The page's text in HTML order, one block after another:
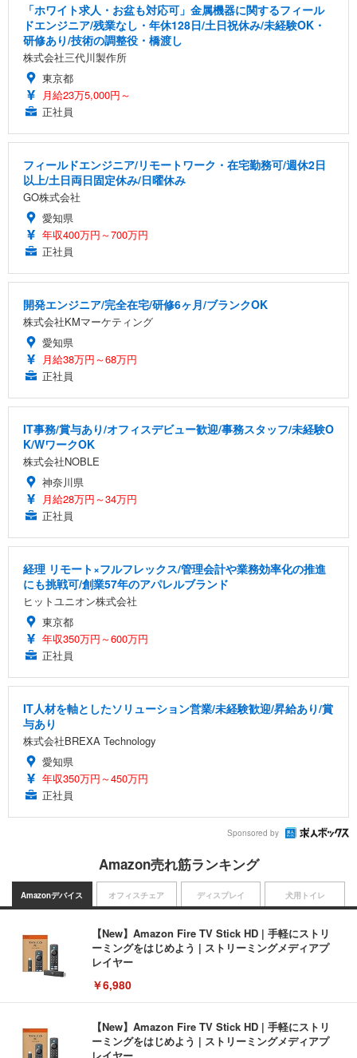
「ホワイト求人・お盆も対応可」金属機器に関するフィール
ドエンジニア/残業なし・年休128日/土日祝休み/未経験OK・
研修あり/技術の調整役・橋渡し
株式会社三代川製作所
東京都
月給23万5,000円～
正社員
フィールドエンジニア/リモートワーク・在宅勤務可/週休2日
以上/土日両日固定休み/日曜休み
GO株式会社
愛知県
年収400万円～700万円
正社員
開発エンジニア/完全在宅/研修6ヶ月/ブランクOK
株式会社KMマーケティング
愛知県
月給38万円～68万円
正社員
IT事務/賞与あり/オフィスデビュー歓迎/事務スタッフ/未経験O
K/WワークOK
株式会社NOBLE
神奈川県
月給28万円～34万円
正社員
経理 リモート×フルフレックス/管理会計や業務効率化の推進
にも挑戦可/創業57年のアパレルブランド
ヒットユニオン株式会社
東京都
年収350万円～600万円
正社員
IT人材を軸としたソリューション営業/未経験歓迎/昇給あり/賞
与あり
株式会社BREXA Technology
愛知県
年収350万円～450万円
正社員
Sponsored by
Amazon売れ筋ランキング
Amazonデバイス
【New】Amazon Fire TV Stick HD | 手軽にストリ
ーミングをはじめよう | ストリーミングメディアプ
レイヤー
￥6,980
【New】Amazon Fire TV Stick HD | 手軽にストリ
ーミングをはじめよう | ストリーミングメディアプ
オフィスチェア ディスプレイ 犬用トイレ